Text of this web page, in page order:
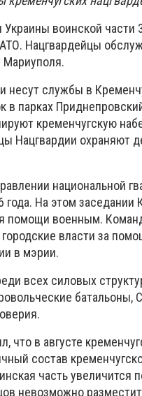
Украины воинской
Нацгвардейцы
Мариуполя.
несут службы в
парках
кременчугскую
Нацгвардии охраняют
национальной
года. На этом
помощи военным.
власти за
в мэрии.
всех силовых
батальоны,
в августе
состав
часть увеличится
невозможно